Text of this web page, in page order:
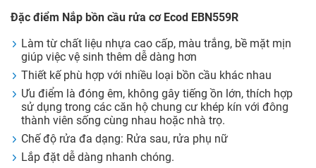
Đặc điểm Nắp bồn cầu rửa cơ Ecod EBN559R
Làm từ chất liệu nhựa cao cấp, màu trắng, bề mặt mịn
giúp việc vệ sinh thêm dễ dàng hơn
Thiết kế phù hợp với nhiều loại bồn cầu khác nhau
Ưu điểm là đóng êm, không gây tiếng ồn lớn, thích hợp
sử dụng trong các căn hộ chung cư khép kín với đông
thành viên sống cùng nhau hoặc nhà trọ.
Chế độ rửa đa dạng: Rửa sau, rửa phụ nữ
Lắp đặt dễ dàng nhanh chóng.